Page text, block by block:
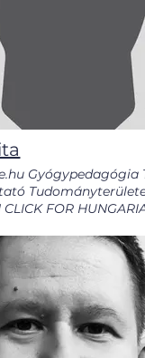
Gyógypedagógia
CLICK FOR
pedagógiai
EGYMI
zenés
Perinatális Zenei
Aladár Megyei
képzése során